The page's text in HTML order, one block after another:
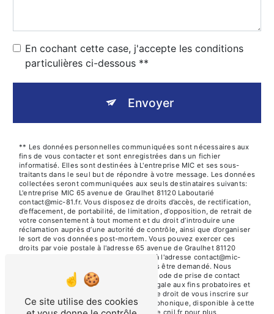
En cochant cette case, j'accepte les conditions
particulières ci-dessous **
Envoyer
** Les données personnelles communiquées sont nécessaires aux
fins de vous contacter et sont enregistrées dans un fichier
informatisé. Elles sont destinées à L'entreprise MIC et ses sous-
traitants dans le seul but de répondre à votre message. Les données
collectées seront communiquées aux seuls destinataires suivants:
L'entreprise MIC 65 avenue de Graulhet 81120 Laboutarié
contact@mic-81.fr. Vous disposez de droits d’accès, de rectification,
d’effacement, de portabilité, de limitation, d’opposition, de retrait de
votre consentement à tout moment et du droit d’introduire une
réclamation auprès d’une autorité de contrôle, ainsi que d’organiser
le sort de vos données post-mortem. Vous pouvez exercer ces
droits par voie postale à l'adresse 65 avenue de Graulhet 81120
Laboutarié ou par courrier électronique à l'adresse contact@mic-
81.fr. Un justificatif d'identité pourra vous être demandé. Nous
conservons vos données pendant la période de prise de contact
puis pendant la durée de prescription légale aux fins probatoires et
de gestion des contentieux. Vous avez le droit de vous inscrire sur
la liste d'opposition au démarchage téléphonique, disponible à cette
Ce site utilise des cookies